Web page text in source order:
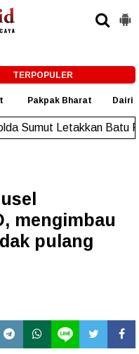
TERPOPULER
Pakpak Bharat Dairi
Batu Pertama
mengimbau
pulang